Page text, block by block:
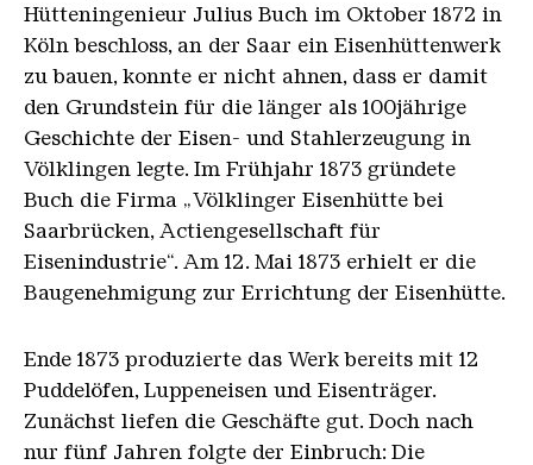
Hütteningenieur Julius Buch im Oktober 1872 in
Köln beschloss, an der Saar ein Eisenhüttenwerk
zu bauen, konnte er nicht ahnen, dass er damit
den Grundstein für die länger als 100jährige
Geschichte der Eisen- und Stahlerzeugung in
Völklingen legte. Im Frühjahr 1873 gründete
Buch die Firma „Völklinger Eisenhütte bei
Saarbrücken, Actiengesellschaft für
Eisenindustrie“. Am 12. Mai 1873 erhielt er die
Baugenehmigung zur Errichtung der Eisenhütte.
Ende 1873 produzierte das Werk bereits mit 12
Puddelöfen, Luppeneisen und Eisenträger.
Zunächst liefen die Geschäfte gut. Doch nach
nur fünf Jahren folgte der Einbruch: Die